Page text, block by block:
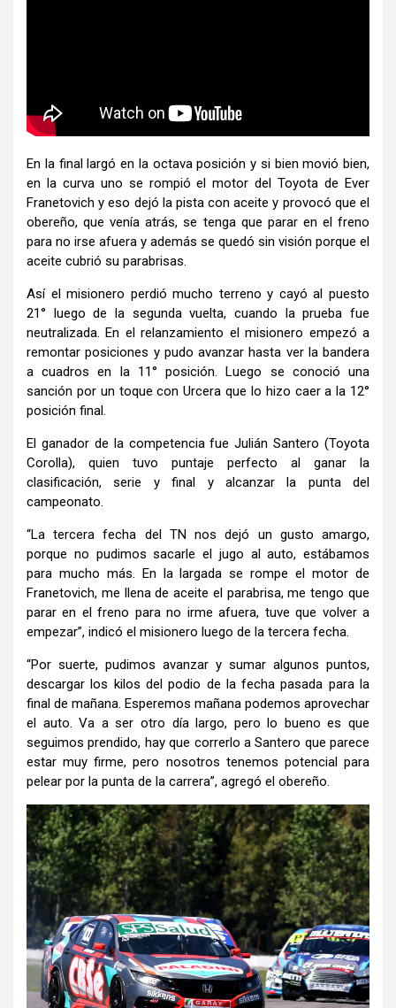
En la final largó en la octava posición y si bien movió bien,
en la curva uno se rompió el motor del Toyota de Ever
Franetovich y eso dejó la pista con aceite y provocó que el
obereño, que venía atrás, se tenga que parar en el freno
para no irse afuera y además se quedó sin visión porque el
aceite cubrió su parabrisas.
Así el misionero perdió mucho terreno y cayó al puesto
21° luego de la segunda vuelta, cuando la prueba fue
neutralizada. En el relanzamiento el misionero empezó a
remontar posiciones y pudo avanzar hasta ver la bandera
a cuadros en la 11° posición. Luego se conoció una
sanción por un toque con Urcera que lo hizo caer a la 12°
posición final.
El ganador de la competencia fue Julián Santero (Toyota
Corolla), quien tuvo puntaje perfecto al ganar la
clasificación, serie y final y alcanzar la punta del
campeonato.
“La tercera fecha del TN nos dejó un gusto amargo,
porque no pudimos sacarle el jugo al auto, estábamos
para mucho más. En la largada se rompe el motor de
Franetovich, me llena de aceite el parabrisa, me tengo que
parar en el freno para no irme afuera, tuve que volver a
empezar”, indicó el misionero luego de la tercera fecha.
“Por suerte, pudimos avanzar y sumar algunos puntos,
descargar los kilos del podio de la fecha pasada para la
final de mañana. Esperemos mañana podemos aprovechar
el auto. Va a ser otro día largo, pero lo bueno es que
seguimos prendido, hay que correrlo a Santero que parece
estar muy firme, pero nosotros tenemos potencial para
pelear por la punta de la carrera”, agregó el obereño.